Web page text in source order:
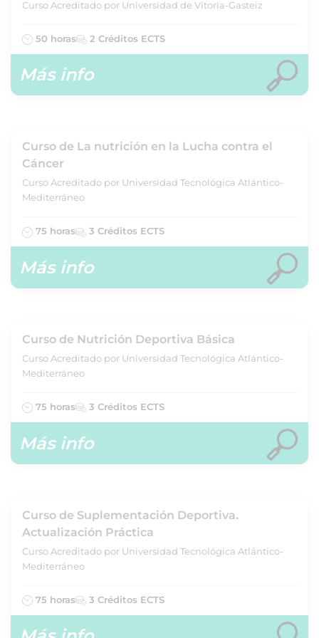
Curso Acreditado por Universidad de Vitoria-Gasteiz
50 horas 2 Créditos ECTS
Más info
Curso de La nutrición en la Lucha contra el
Cáncer
Curso Acreditado por Universidad Tecnológica Atlántico-
Mediterráneo
75 horas 3 Créditos ECTS
Más info
Curso de Nutrición Deportiva Básica
Curso Acreditado por Universidad Tecnológica Atlántico-
Mediterráneo
75 horas 3 Créditos ECTS
Más info
Curso de Suplementación Deportiva.
Actualización Práctica
Curso Acreditado por Universidad Tecnológica Atlántico-
Mediterráneo
75 horas 3 Créditos ECTS